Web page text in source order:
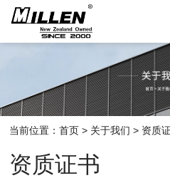
当前位置：首页 > 关于我们 > 资质
资质证书